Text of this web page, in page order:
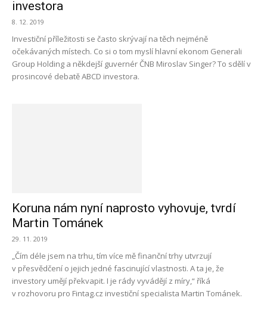
investora
8. 12. 2019
Investiční příležitosti se často skrývají na těch nejméně
očekávaných místech. Co si o tom myslí hlavní ekonom Generali
Group Holding a někdejší guvernér ČNB Miroslav Singer? To sdělí v
prosincové debatě ABCD investora.
Koruna nám nyní naprosto vyhovuje, tvrdí
Martin Tománek
29. 11. 2019
„Čím déle jsem na trhu, tím více mě finanční trhy utvrzují
v přesvědčení o jejich jedné fascinující vlastnosti. A ta je, že
investory umějí překvapit. I je rády vyvádějí z míry,“ říká
v rozhovoru pro Fintag.cz investiční specialista Martin Tománek.